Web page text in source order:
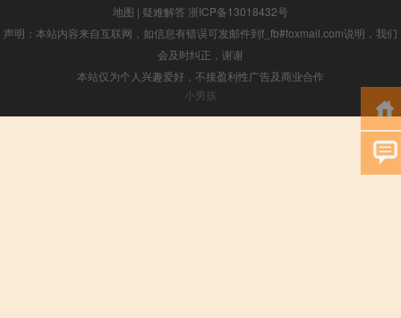
地图 | 疑难解答 浙ICP备13018432号
声明：本站内容来自互联网，如信息有错误可发邮件到f_fb#foxmail.com说明，我们
会及时纠正，谢谢
本站仅为个人兴趣爱好，不接盈利性广告及商业合作
小男孩